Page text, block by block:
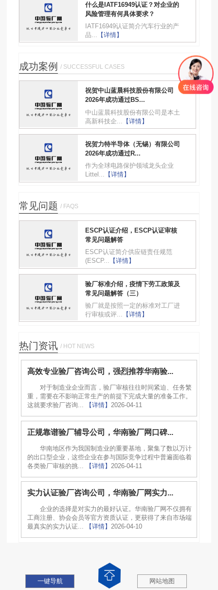
什么是IATF16949认证？对企业的
风险管理有何具体要求？
IATF16949认证简介汽车行业的产
品...
【详情】
成功案例 / SUCCESSFUL CASES
祝贺中山蓝晨科技股份有限公司
2026年成功通过BS...
中山蓝晨科技股份有限公司是本土
高新科技企...
【详情】
祝贺力特半导体（无锡）有限公司
2026年成功通过R...
作为全球电路保护领域龙头企业
Littel... 【详情】
常见问题 / FAQS
ESCP认证介绍，ESCP认证审核
常见问题解答
ESCP认证简介供应链责任规范
(ESCP... 【详情】
验厂标准介绍，疫情下劳工政策及
常见问题解答（三）
验厂就是按照一定的标准对工厂进
行审核或评... 【详情】
热门资讯 / HOT NEWS
高效专业验厂咨询公司，强烈推荐华南验...
对于制造业企业而言，验厂审核往往时间紧迫、任务繁
重，需要在不影响正常生产的前提下完成大量的准备工作。
这就要求验厂咨询...
【详情】 2026-04-11
正规靠谱验厂辅导公司，华南验厂网口碑...
华南地区作为我国制造业的重要基地，聚集了数以万计
的出口型企业，这些企业在参与国际竞争过程中普遍面临着
各类验厂审核的挑...
【详情】 2026-04-11
实力认证验厂咨询公司，华南验厂网实力...
企业的选择是对实力的最好认证。华南验厂网不仅拥有
工商注册、协会会员等官方资质认证，更获得了来自市场端
最真实的实力认证...
【详情】 2026-04-10
一键导航 网站地图